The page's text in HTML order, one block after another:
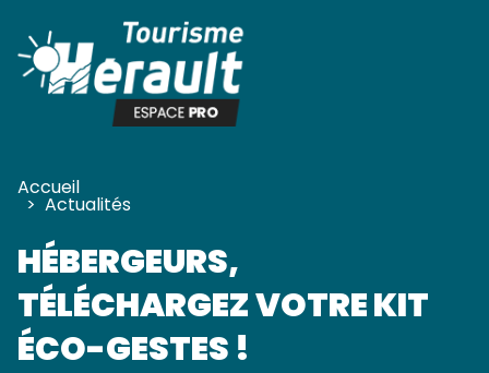
Accueil
> Actualités
HÉBERGEURS,
TÉLÉCHARGEZ VOTRE KIT
ÉCO-GESTES !